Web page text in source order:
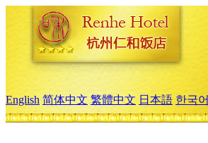
English 简体中文 繁體中文 日本語 한국어